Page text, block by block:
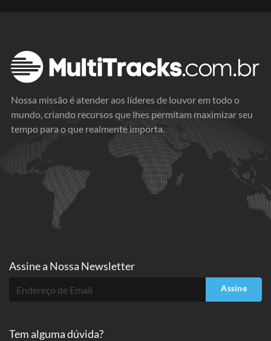
Nossa missão é atender aos líderes de louvor em todo o
mundo, criando recursos que lhes permitam maximizar seu
tempo para o que realmente importa.
Assine a Nossa Newsletter
Assine
Tem alguma dúvida?